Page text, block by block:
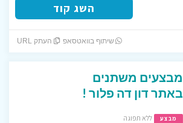
השג קוד
שיתוף בוואטסאפ העתק URL
מבצעים משתנים
באתר דון דה פלור !
מבצע ללא תפוגה